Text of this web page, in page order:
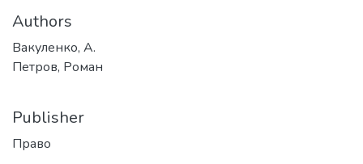
Authors
Вакуленко, А.
Петров, Роман
Publisher
Право